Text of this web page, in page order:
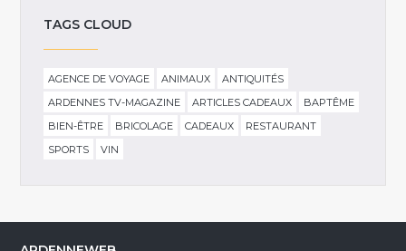
TAGS CLOUD
AGENCE DE VOYAGE ANIMAUX
ANTIQUITÉS
ARDENNES TV-MAGAZINE
ARTICLES CADEAUX
BAPTÊME
BIEN-ÊTRE
BRICOLAGE CADEAUX
RESTAURANT
SPORTS
VIN